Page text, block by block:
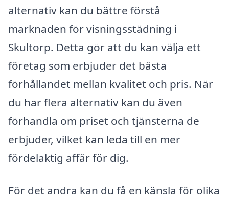
alternativ kan du bättre förstå
marknaden för visningsstädning i
Skultorp. Detta gör att du kan välja ett
företag som erbjuder det bästa
förhållandet mellan kvalitet och pris. När
du har flera alternativ kan du även
förhandla om priset och tjänsterna de
erbjuder, vilket kan leda till en mer
fördelaktig affär för dig.
För det andra kan du få en känsla för olika